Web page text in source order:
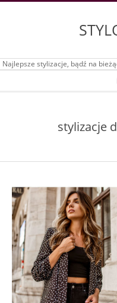
Najlepsze stylizacje, bądź na
stylizacje